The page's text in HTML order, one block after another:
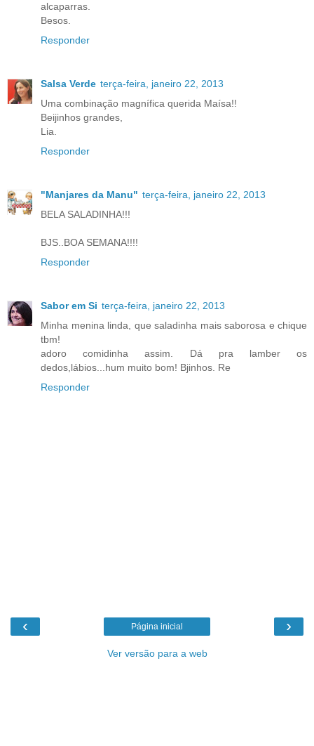
alcaparras.
Besos.
Responder
Salsa Verde terça-feira, janeiro 22, 2013
Uma combinação magnífica querida Maísa!!
Beijinhos grandes,
Lia.
Responder
"Manjares da Manu" terça-feira, janeiro 22, 2013
BELA SALADINHA!!!
BJS..BOA SEMANA!!!!
Responder
Sabor em Si terça-feira, janeiro 22, 2013
Minha menina linda, que saladinha mais saborosa e chique
tbm!
adoro comidinha assim. Dá pra lamber os
dedos,lábios...hum muito bom! Bjinhos. Re
Responder
‹ ›
Página inicial
Ver versão para a web